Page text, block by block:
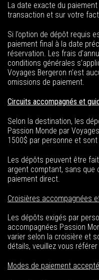
La date exacte du
transaction et sur votre
Si l’option de dépôt requis
paiement final à la date
réservation. Les frais
conditions générales
Voyages Bergeron n’est
omissions de paiement.
Circuits accompagnés et
Selon la destination, les
Passion Monde par
1500$ par personne et
Les dépôts peuvent être
argent comptant, sans que
paiement direct.
Croisières accompagnées
Les dépôts exigés par
accompagnées Passion
varier selon la croisière et
détails, veuillez vous
Modes de paiement